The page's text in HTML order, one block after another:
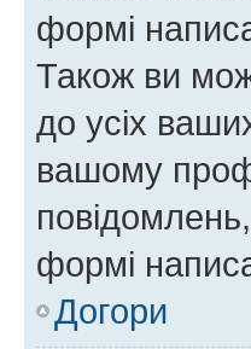
формі
Також ви
до усіх
вашому
формі
Догори